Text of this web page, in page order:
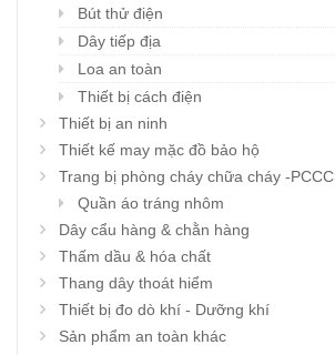
Bút thử điện
Dây tiếp địa
Loa an toàn
Thiết bị cách điện
Thiết bị an ninh
Thiết kế may mặc đồ bảo hộ
Trang bị phòng cháy chữa cháy -PCCC
Quần áo tráng nhôm
Dây cẩu hàng & chằn hàng
Thấm dầu & hóa chất
Thang dây thoát hiểm
Thiết bị đo dò khí - Dưỡng khí
Sản phẩm an toàn khác